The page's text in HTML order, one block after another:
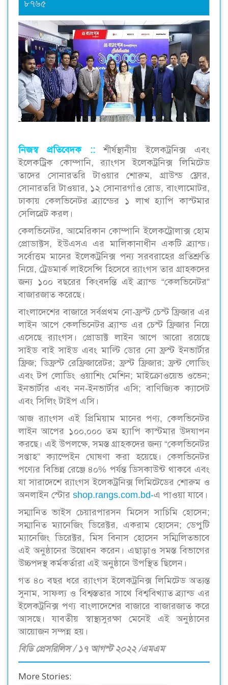
৮৭৬৫
নিজস্ব প্রতিবেদক ::
শীর্ষস্থানীয় ইলেকট্রনিক্স এবং
ইলেকট্রিক কোম্পানি, র‍্যাংগস ইলেকট্রনিক্স লিমিটেড
তাদের সোনারতরি টাওয়ার শোরুম, গ্রাউন্ড ফ্লোর,
সোনারতরি টাওয়ার, ১২ সোনারগাঁও রোড, বাংলামোটর,
ঢাকায় কেলভিনেটর ব্র্যান্ডের ১ লাখ হ্যাপি কাস্টমার
সেলিব্রেট করল।
কেলভিনেটর, আমেরিকান কোম্পানি ইলেকট্রোলাক্স হোম
প্রোডাক্টস, ইউএসএ এর মালিকানাধীন একটি ব্র্যান্ড।
সর্বোত্তম মানের ইলেকট্রনিক্স পন্য সরবরাহের প্রতিশ্রুতি
নিয়ে, ট্রেডমার্ক লাইসেন্সি হিসেবে র‍্যাংগস তার গ্রাহকদের
জন্য ১০০ বছরের কিংবদন্তি এই ব্র্যান্ড “কেলভিনেটর”
বাজারজাত করেছে।
বাংলাদেশের বাজারে সর্বপ্রথম নো-ফ্রস্ট চেস্ট ফ্রিজার এর
লাইন আপে কেলভিনেটর ব্র্যান্ড এর চেস্ট ফ্রিজার নিয়ে
এসেছে র‍্যাংগস। প্রোডাক্ট লাইন আপে আরো রয়েছে
সাইড বাই সাইড এবং মাল্টি ডোর নো ফ্রস্ট ইনভার্টার
ফ্রিজ; ডিফ্রস্ট রেফ্রিজারেটর; ফ্রস্ট ফ্রিজার; ফ্রন্ট লোডিং
এবং টপ লোডিং ওয়াশিং মেশিন; মাইক্রোওয়েভ ওভেন;
ইনভার্টার এবং নন-ইনভার্টার এসি; বাণিজ্যিক ক্যাসেট
এবং সিলিং টাইপ এসি।
আজ র‍্যাংগস এই প্রিমিয়াম মানের পণ্য, কেলভিনেটর
লাইন আপের ১০০,০০০ তম হ্যাপি কাস্টমার উদযাপন
করছে। এই উপলক্ষে, সমস্ত গ্রাহকদের জন্য “কেলভিনেটর
সপ্তাহ” ক্যাম্পেইন ঘোষণা করা হয়েছে। কেলভিনেটর
পণ্যের বিভিন্ন রেঞ্জে ৪০% পর্যন্ত ডিসকাউন্ট থাকবে এবং
যা সারাদেশে র‍্যাংগস ইলেকট্রনিক্স লিমিটেডের শোরুম ও
অনলাইন স্টোর shop.rangs.com.bd-এ পাওয়া যাবে।
সম্মানিত ভাইস চেয়ারপারসন মিসেস সাচিমি হোসেন;
সম্মানিত ম্যানেজিং ডিরেক্টর, একরাম হোসেন; ডেপুটি
ম্যানেজিং ডিরেক্টর, মিস বিনাস হোসেন সম্মিলিতভাবে
এই অনুষ্ঠানের উদ্বোধন করেন। এছাড়াও সমস্ত বিভাগের
উচ্চপদস্থ কর্মকর্তারা এই অনুষ্ঠানে উপস্থিত ছিলেন।
গত ৪০ বছর ধরে র‍্যাংগস ইলেকট্রনিক্স লিমিটেড অত্যন্ত
সুনাম, সাফল্য ও বিশ্বস্ততার সাথে বিশ্ববিখ্যাত ব্র্যান্ড এর
ইলেকট্রনিক্স পণ্য বাংলাদেশের বাজারে বাজারজাত করে
আসছে। যাবতীয় স্বাস্থ্যসুরক্ষা মেনেই এই অনুষ্ঠানের
আয়োজন সম্পন্ন হয়।
বিডি প্রেসরিলিস / ১৭ আগস্ট ২০২২ /এমএম
More Stories: